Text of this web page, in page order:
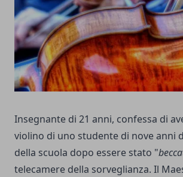
Insegnante di 21 anni, confessa di
violino di uno studente di nove anni
della scuola dopo essere stato "
telecamere della sorveglianza. Il